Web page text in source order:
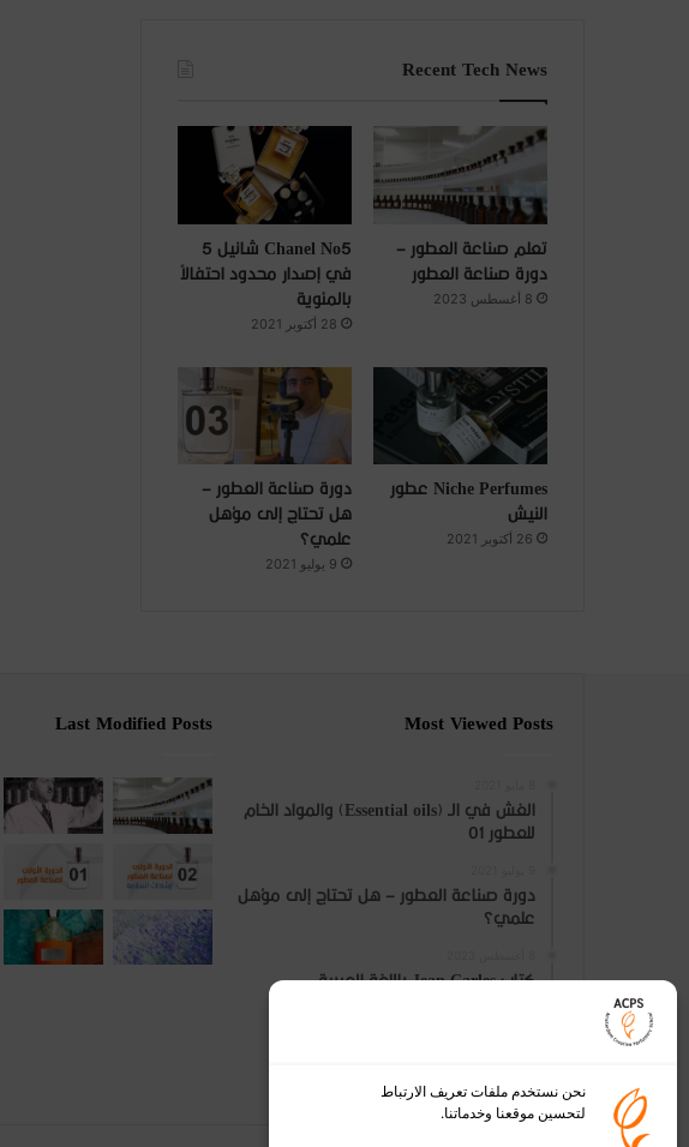
نحن نستخدم ملفات تعريف الارتباط
لتحسين موقعنا وخدماتنا.
Recent Tech News
تعلم صناعة العطور –
دورة صناعة العطور
8 أغسطس 2023
Chanel No5 شانيل 5
في إصدار محدود احتفالاً
بالمئوية
28 أكتوبر 2021
Niche Perfumes عطور
النيش
26 أكتوبر 2021
دورة صناعة العطور –
هل تحتاج إلى مؤهل
علمي؟
9 يوليو 2021
Most Viewed Posts
الغش في الـ (Essential oils) والمواد الخام
للعطور 01
دورة صناعة العطور – هل تحتاج إلى مؤهل
علمي؟
كتاب Jean Carles باللغة العربية
Last Modified Posts